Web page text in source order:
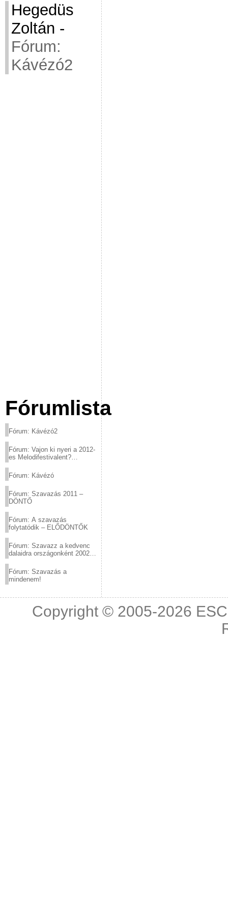
Hegedüs
Zoltán -
Fórum:
Kávézó2
Fórumlista
Fórum: Kávézó2
Fórum: Vajon ki nyeri a 2012-
es Melodifestivalent?
Fórum: Kávézó
Fórum: Szavazás 2011 –
DÖNTŐ
Fórum: A szavazás
folytatódik – ELŐDÖNTŐK
Fórum: Szavazz a kedvenc
dalaidra országonként 2002
Fórum: Szavazás a
mindenem!
Copyright © 2005-2026